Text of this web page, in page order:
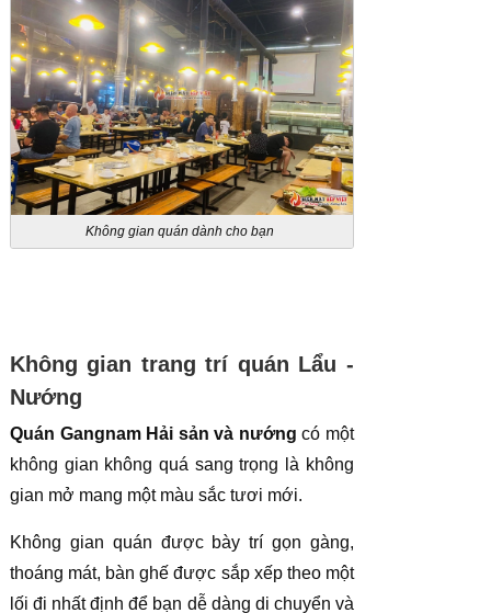
Không gian quán dành cho bạn
Không gian trang trí quán Lẩu -
Nướng
Quán Gangnam Hải sản và nướng có một
không gian không quá sang trọng là không
gian mở mang một màu sắc tươi mới.
Không gian quán được bày trí gọn gàng,
thoáng mát, bàn ghế được sắp xếp theo một
lối đi nhất định để bạn dễ dàng di chuyển và